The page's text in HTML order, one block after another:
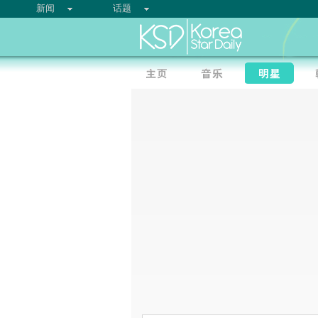
新闻 话题